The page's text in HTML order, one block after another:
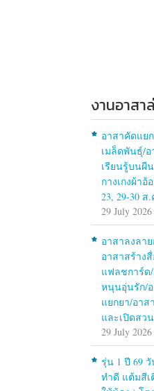
งานอาสา
อาสาคัดแย
เมล็ดพันธุ์/อ
เรียนรู้บนผื
กางเกงผ้า
23, 29-30 ส.
29 July
อาสาลงลา
อาสาสร้าง
แฟลชการ์ด
หนุนอุ่นรัก/อ
แยกยา/อาส
และเปิดสว
29 July
รุ่น 1 ปี 69
ทำดี แต้มสี